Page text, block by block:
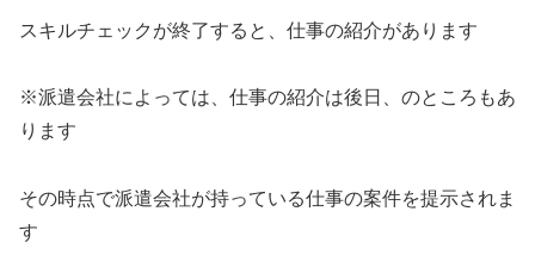
スキルチェックが終了すると、仕事の紹介があります
※派遣会社によっては、仕事の紹介は後日、のところもあ
ります
その時点で派遣会社が持っている仕事の案件を提示されま
す